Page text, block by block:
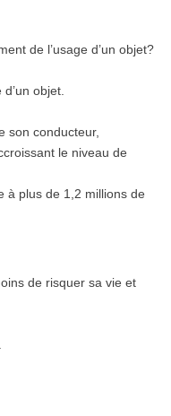
de l’usage d’un objet?
objet.
son conducteur,
le niveau de
à plus de 1,2 millions de
de risquer sa vie et